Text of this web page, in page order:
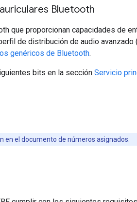
Bluetooth
que proporcionan capacidades de
de distribución de audio avanzado
genéricos de Bluetooth.
bits en la sección Servicio
en el documento de números asignados.